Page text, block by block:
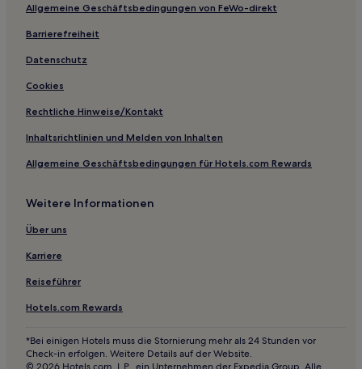
Familien in Sardinal
Hotels mit Wellnessbereich in Sardinal
Sardinal Hotels
Hotels mit Pool in Coco
Hotels mit Parkplatz in Coco
Hotels mit inbegriffenem Frühstück in Coco
Hotels mit Küchenzeile in Coco
Villen in Coco
Ferienwohnungen in Coco
Günstige in Coco
Luxus in Coco
2-Sterne-Hotels in Coco
3-Sterne-Hotels in Coco
4-Sterne-Hotels in Coco
Allgemeine Geschäftsbedingungen von FeWo-direkt
Barrierefreiheit
Datenschutz
Cookies
Rechtliche Hinweise/Kontakt
Inhaltsrichtlinien und Melden von Inhalten
Allgemeine Geschäftsbedingungen für Hotels.com Rewards
Weitere Informationen
Über uns
Karriere
Reiseführer
Hotels.com Rewards
*Bei einigen Hotels muss die Stornierung mehr als 24 Stunden vor
Check-in erfolgen. Weitere Details auf der Website.
© 2026 Hotels.com, L.P., ein Unternehmen der Expedia Group. Alle